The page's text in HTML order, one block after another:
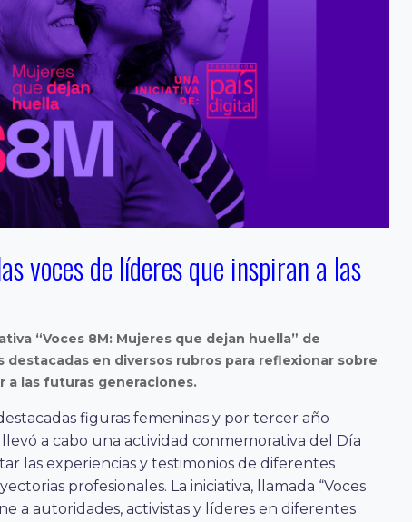
voces de líderes que inspiran a las
“Voces 8M: Mujeres que dejan huella” de
destacadas en diversos rubros para reflexionar sobre
a las futuras generaciones.
figuras femeninas y por tercer año
a cabo una actividad conmemorativa del Día
las experiencias y testimonios de diferentes
profesionales. La iniciativa, llamada “Voces
a autoridades, activistas y líderes en diferentes